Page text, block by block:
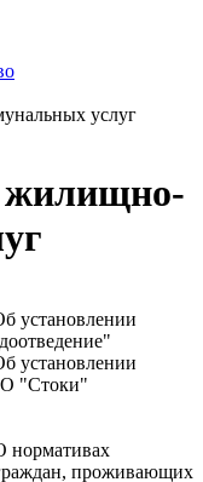
жилищно-
установлении
установлении
"Стоки"
нормативах
проживающих
услуг